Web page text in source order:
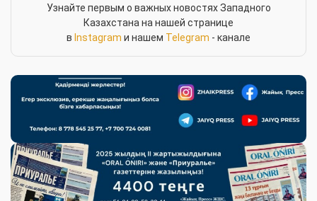
Узнайте первым о важных новостях Западного
Казахстана на нашей странице
в Instagram и нашем Telegram - канале